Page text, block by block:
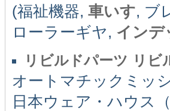
(福祉機器, 車いす, ブ
ローラーギヤ, インデ
リビルドパーツ リビ
オートマチックミッ
日本ウェア・ハウス